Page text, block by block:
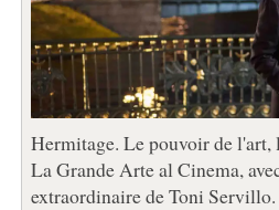
Hermitage. Le pouvoir de
La Grande Arte al Cinema,
extraordinaire de Toni Servillo.